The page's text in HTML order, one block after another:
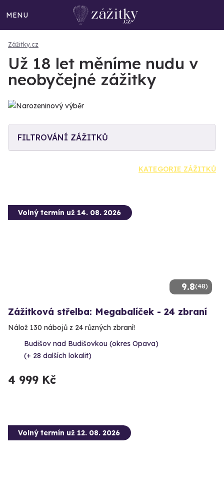
MENU
Zážitky.cz
Už 18 let měníme nudu v
neobyčejné zážitky
FILTROVÁNÍ ZÁŽITKŮ
KATEGORIE ZÁŽITKŮ
9.8(48)
Volný termín už 14. 08. 2026
Zážitková střelba: Megabalíček - 24 zbraní
Nálož 130 nábojů z 24 různých zbraní!
Budišov nad Budišovkou (okres Opava)
(+ 28 dalších lokalit)
4 999 Kč
Volný termín už 12. 08. 2026